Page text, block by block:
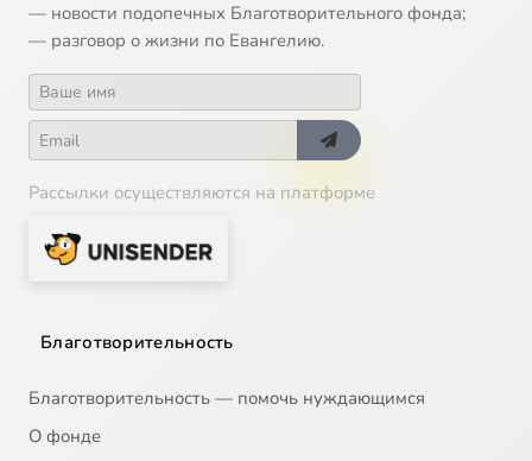
— новости подопечных Благотворительного фонда;
— разговор о жизни по Евангелию.
Рассылки осуществляются на платформе
Благотворительность
Благотворительность — помочь нуждающимся
О фонде